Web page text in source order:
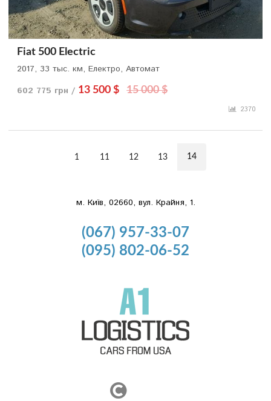
Fiat 500 Electric
2017, 33 тыс. км, Електро, Автомат
602 775 грн / 13 500 $ 15 000 $
2370
1 11 12 13 14
м. Київ, 02660, вул. Крайня, 1.
(067) 957-33-07
(095) 802-06-52